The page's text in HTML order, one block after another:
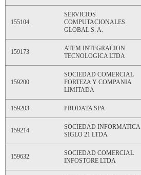
155104
SERVICIOS
COMPUTACIONALES
GLOBAL S. A.
159173
ATEM INTEGRACION
TECNOLOGICA LTDA
159200
SOCIEDAD COMERCIAL
FORTEZA Y COMPANIA
LIMITADA
159203 PRODATA SPA
159214
SOCIEDAD INFORMATICA
SIGLO 21 LTDA
159632
SOCIEDAD COMERCIAL
INFOSTORE LTDA